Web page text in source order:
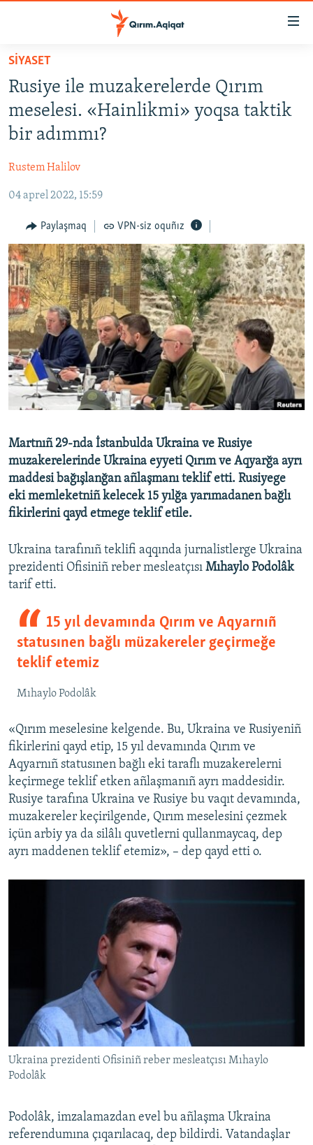
Esas
qaytmaq
Baş
navigatsiyağa
qaytmaq
Qıdıruvğa
SİYASET
İQTİSADİYAT
MEDENİYET
İNSAN AQLARI
VİDEO
SÜRET
BLOGLAR
FİKİR
Русский
Українською
QOŞULIÑIZ!
RFE/RS bütün saytları
SİYASET
Rusiye ile muzakerelerde Qırım
meselesi. «Hainlikmi» yoqsa taktik
bir adımmı?
Rustem Halilov
04 aprel 2022, 15:59
Paylaşmaq VPN-siz oquñız
Martnıñ 29-nda İstanbulda Ukraina ve Rusiye
muzakerelerinde Ukraina eyyeti Qırım ve Aqyarğa ayrı
maddesi bağışlanğan añlaşmanı teklif etti. Rusiyege
eki memleketniñ kelecek 15 yılğa yarımadanen bağlı
fikirlerini qayd etmege teklif etile.
Ukraina tarafınıñ teklifi aqqında jurnalistlerge Ukraina
prezidenti Ofisiniñ reber mesleatçısı Mıhaylo Podolâk
tarif etti.
15 yıl devamında Qırım ve Aqyarnıñ
statusınen bağlı müzakereler geçirmeğe
teklif etemiz
Mıhaylo Podolâk
«Qırım meselesine kelgende. Bu, Ukraina ve Rusiyeniñ
fikirlerini qayd etip, 15 yıl devamında Qırım ve
Aqyarnıñ statusınen bağlı eki taraflı muzakerelerni
keçirmege teklif etken añlaşmanıñ ayrı maddesidir.
Rusiye tarafına Ukraina ve Rusiye bu vaqıt devamında,
muzakereler keçirilgende, Qırım meselesini çezmek
içün arbiy ya da silâlı quvetlerni qullanmaycaq, dep
ayrı maddenen teklif etemiz», – dep qayd etti o.
Ukraina prezidenti Ofisiniñ reber mesleatçısı Mıhaylo
Podolâk
Podolâk, imzalamazdan evel bu añlaşma Ukraina
referendumına çıqarılacaq, dep bildirdi. Vatandaşlar